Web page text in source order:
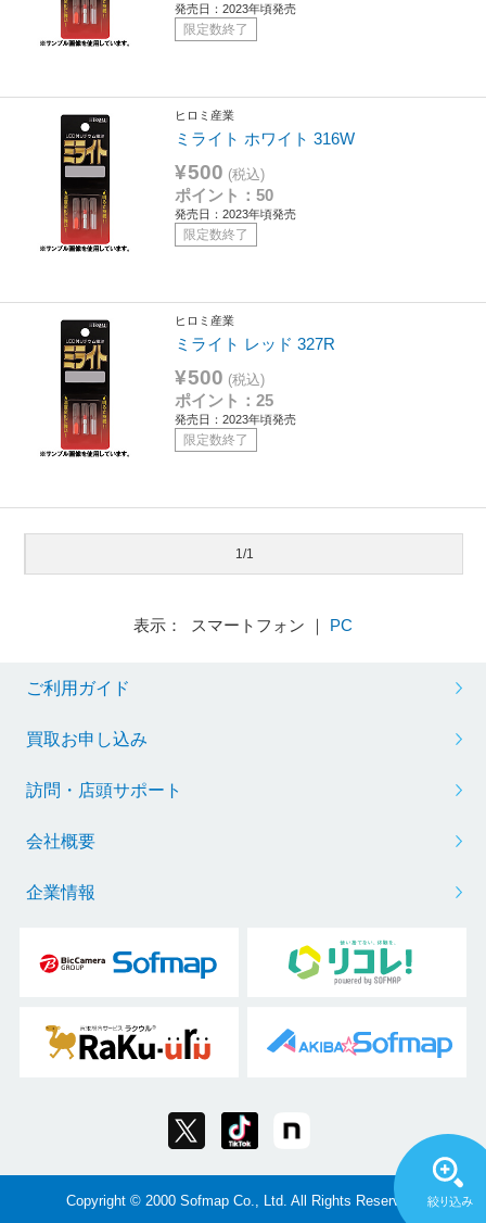
発売日：2023年頃発売
限定数終了
ヒロミ産業
ミライト ホワイト 316W
¥500 (税込)
ポイント：50
発売日：2023年頃発売
限定数終了
ヒロミ産業
ミライト レッド 327R
¥500 (税込)
ポイント：25
発売日：2023年頃発売
限定数終了
1/1
表示： スマートフォン ｜ PC
ご利用ガイド
買取お申し込み
訪問・店頭サポート
会社概要
企業情報
Copyright © 2000 Sofmap Co., Ltd. All Rights Reserved.